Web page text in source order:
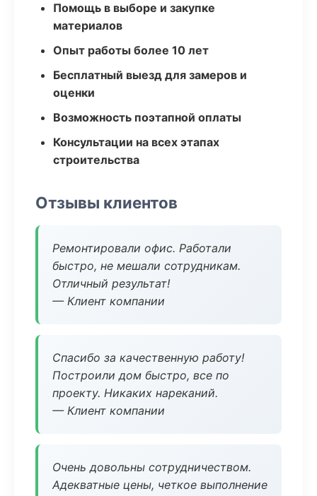
Помощь в выборе и закупке
материалов
Опыт работы более 10 лет
Бесплатный выезд для замеров и
оценки
Возможность поэтапной оплаты
Консультации на всех этапах
строительства
Отзывы клиентов
Ремонтировали офис. Работали
быстро, не мешали сотрудникам.
Отличный результат!
— Клиент компании
Спасибо за качественную работу!
Построили дом быстро, все по
проекту. Никаких нареканий.
— Клиент компании
Очень довольны сотрудничеством.
Адекватные цены, четкое выполнение